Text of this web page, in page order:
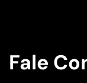
Fale